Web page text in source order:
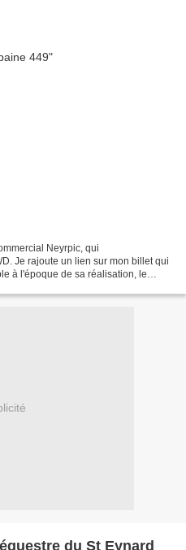
Neyrpic, qui
Je rajoute un lien sur mon billet qui
à l'époque de sa réalisation, le
du St Eynard